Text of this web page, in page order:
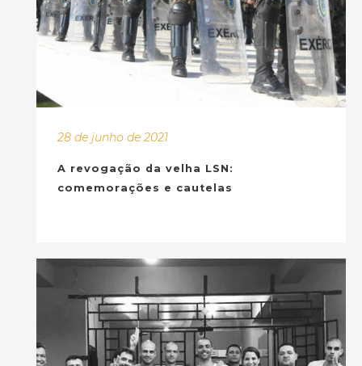
28 de junho de 2021
A revogação da velha LSN:
comemorações e cautelas